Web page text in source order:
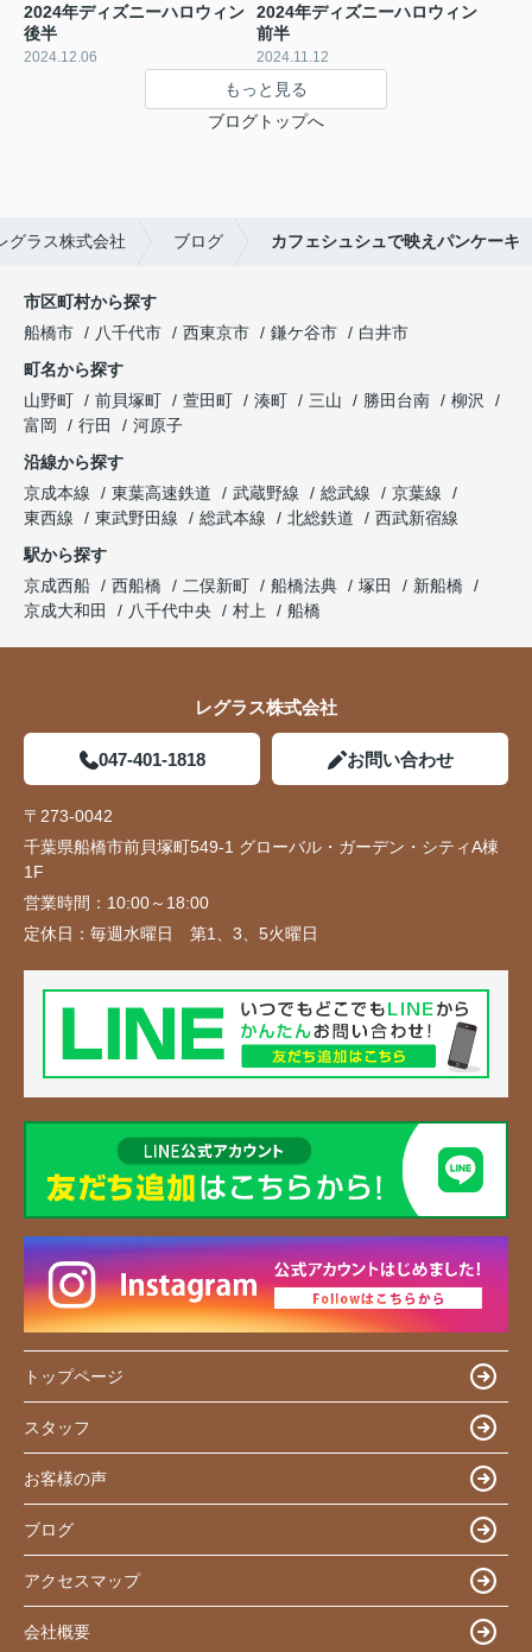
2024年ディズニーハロウィン
後半
2024.12.06
2024年ディズニーハロウィン
前半
2024.11.12
もっと見る
ブログトップへ
グラス株式会社 ブログ カフェシュシュで映えパンケーキ
市区町村から探す
船橋市
八千代市 西東京市 鎌ケ谷市
白井市
町名から探す
山野町
前貝塚町 萱田町 湊町 三山 勝田台南
柳沢
富岡
行田
河原子
沿線から探す
京成本線
東葉高速鉄道 武蔵野線 総武線
京葉線
東西線
東武野田線 総武本線 北総鉄道
西武新宿線
駅から探す
京成西船
西船橋 二俣新町 船橋法典 塚田
新船橋
京成大和田
八千代中央 村上 船橋
レグラス株式会社
047-401-1818 お問い合わせ
〒273-0042
千葉県船橋市前貝塚町549-1 グローバル・ガーデン・シティA棟
1F
営業時間： 10:00～18:00
定休日： 毎週水曜日 第1、3、5火曜日
トップページ
スタッフ
お客様の声
ブログ
アクセスマップ
会社概要